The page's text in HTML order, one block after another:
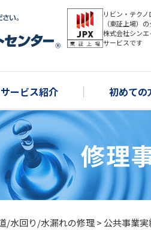
リビン・テク
（東証上場）
株式会社シンエ
サービスです
サービス紹介 初めての
修理
/水回り/水漏れの修理> 公共事業実